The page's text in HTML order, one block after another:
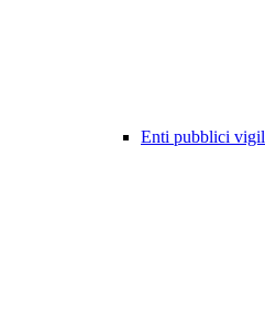
Enti pubblici